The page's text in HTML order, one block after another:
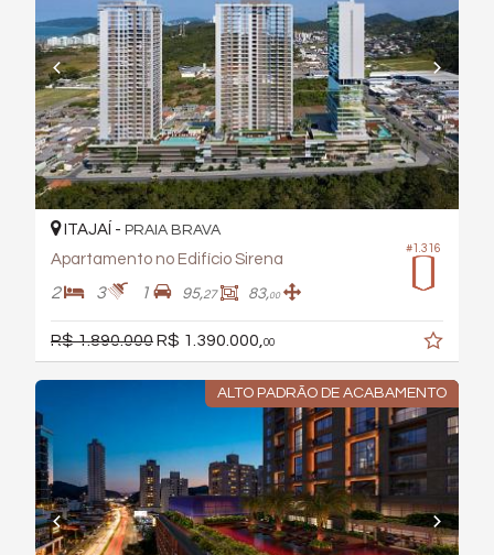
#1.316
ITAJAÍ - PRAIA BRAVA
Apartamento no Edifício Sirena
2 3 1 95,27 83,00
R$ 1.890.000R$ 1.390.000,00
ALTO PADRÃO DE ACABAMENTO